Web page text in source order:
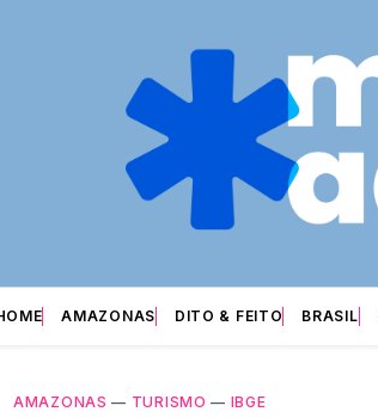
AMAZONAS DITO & FEITO BRASIL
AMAZONAS — TURISMO — IBGE